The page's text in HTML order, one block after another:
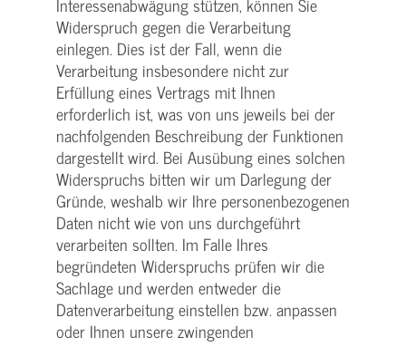
Widerspruch gegen die Verarbeitung
einlegen. Dies ist der Fall, wenn die
Verarbeitung insbesondere nicht zur
Erfüllung eines Vertrags mit Ihnen
erforderlich ist, was von uns jeweils bei der
nachfolgenden Beschreibung der Funktionen
dargestellt wird. Bei Ausübung eines solchen
Widerspruchs bitten wir um Darlegung der
Gründe, weshalb wir Ihre personenbezogenen
Daten nicht wie von uns durchgeführt
verarbeiten sollten. Im Falle Ihres
begründeten Widerspruchs prüfen wir die
Sachlage und werden entweder die
Datenverarbeitung einstellen bzw. anpassen
oder Ihnen unsere zwingenden